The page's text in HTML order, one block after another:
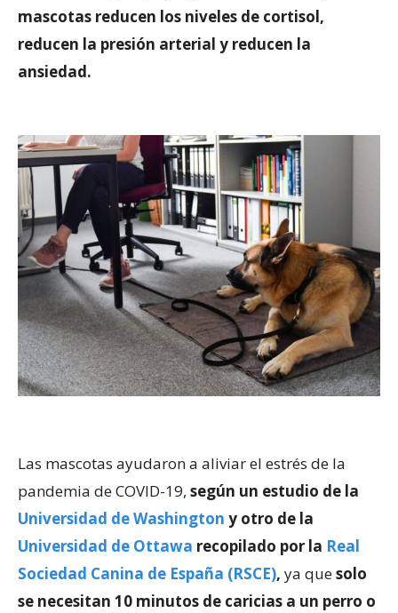
mascotas reducen los niveles de cortisol,
reducen la presión arterial y reducen la
ansiedad.
Las mascotas ayudaron a aliviar el estrés de la
pandemia de COVID-19, según un estudio de la
Universidad de Washington y otro de la
Universidad de Ottawa recopilado por la Real
Sociedad Canina de España (RSCE), ya quesolo
se necesitan 10 minutos de caricias a un perro o